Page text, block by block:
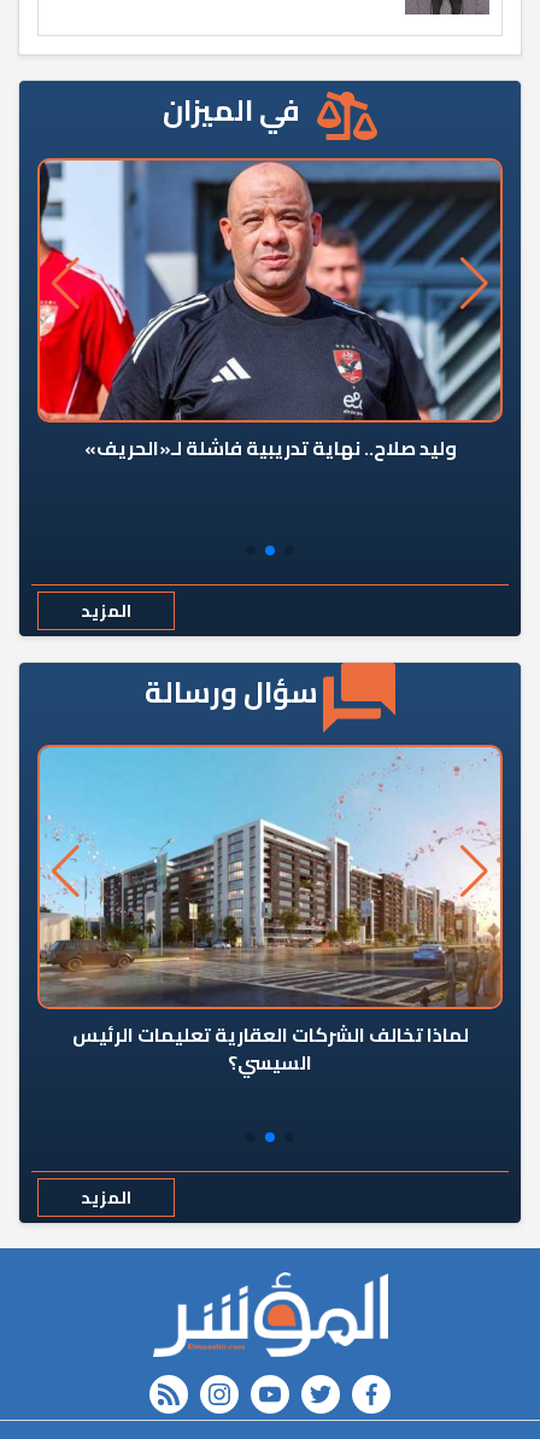
في الميزان
وليد صلاح.. نهاية تدريبية فاشلة لـ«الحريف»
المزيد
سؤال ورسالة
لماذا تخالف الشركات العقارية تعليمات الرئيس
السيسي؟
المزيد
FACEBOOK
twitter
youtube
instagram
rss feed